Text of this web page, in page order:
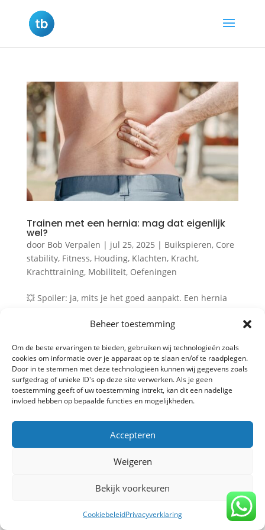
Beheer toestemming
Om de beste ervaringen te bieden, gebruiken wij technologieën zoals
cookies om informatie over je apparaat op te slaan en/of te raadplegen.
Door in te stemmen met deze technologieën kunnen wij gegevens zoals
surfgedrag of unieke ID's op deze site verwerken. Als je geen
toestemming geeft of uw toestemming intrekt, kan dit een nadelige
invloed hebben op bepaalde functies en mogelijkheden.
Accepteren
Weigeren
Bekijk voorkeuren
CookiebeleidPrivacyverklaring
Trainen met een hernia: mag dat eigenlijk
wel?
door Bob Verpalen | jul 25, 2025 | Buikspieren, Core
stability, Fitness, Houding, Klachten, Kracht,
Krachttraining, Mobiliteit, Oefeningen
💥 Spoiler: ja, mits je het goed aanpakt. Een hernia
Sterker nog: niet bewegen kan je klachten op de
we je mee in wat wel kan, hoe je verantwoord kunt
trainen bij...
Copyright TrainBeter 2025 |
BeatsbySV